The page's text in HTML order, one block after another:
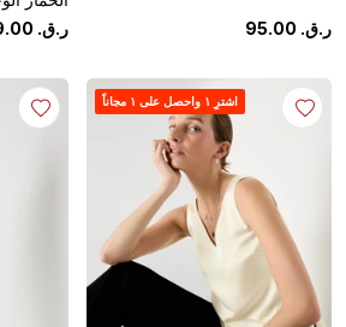
ر.ق. 95.00
ر.ق.
.00
اشترِ ١ واحصل على ١ مجاناً